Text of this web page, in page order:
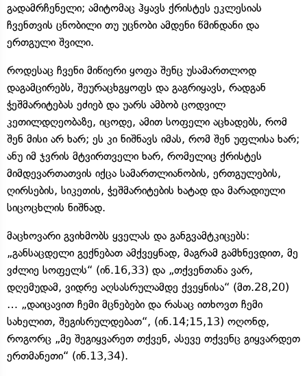
გადამრჩენელი; ამიტომაც ჰყავს ქრისტეს ეკლესიას
ჩვენთვის ცნობილი თუ უცნობი ამდენი წმინდანი და
ერთგული შვილი.
როდესაც ჩვენი მიწიერი ყოფა შენც უსამართლოდ
დაგამცირებს, შეურაცხგყოფს და გაგრიყავს, რადგან
ჭეშმარიტებას ეძიებ და უარს ამბობ ცოდვილ
კეთილდღეობაზე, იცოდე, ამით სოფელი აცხადებს, რომ
შენ მისი არ ხარ; ეს კი ნიშნავს იმას, რომ შენ უფლისა ხარ;
ანუ იმ ჯვრის მტვირთველი ხარ, რომელიც ქრისტეს
მიმდევართათვის იქცა სამართლიანობის, ერთგულების,
ღირსების, სიკეთის, ჭეშმარიტების ხატად და მარადიული
სიცოცხლის ნიშნად.
მაცხოვარი გვიხმობს ყველას და განგვამტკიცებს:
„განსაცდელი გექნებათ ამქვეყნად, მაგრამ გამხნევდით, მე
ვძლიე სოფელს“ (ინ.16,33) და „თქვენთანა ვარ,
დღემუდამ, ვიდრე აღსასრულამდე ქვეყნისა“ (მთ.28,20)
… „დაიცავით ჩემი მცნებები და რასაც ითხოვთ ჩემი
სახელით, შეგისრულდებათ“, (ინ.14;15,13) ოღონდ,
როგორც „მე შეგიყვარეთ თქვენ, ასევე თქვენც გიყვარდეთ
ერთმანეთი“ (ინ.13,34).